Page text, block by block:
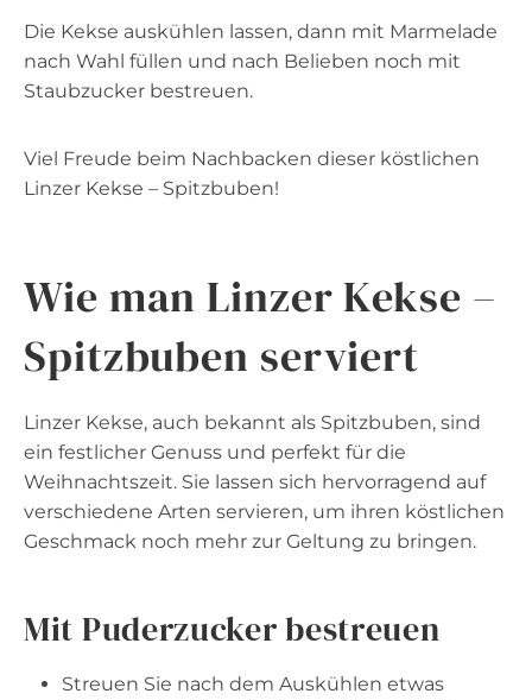
Die Kekse auskühlen lassen, dann mit Marmelade
nach Wahl füllen und nach Belieben noch mit
Staubzucker bestreuen.
Viel Freude beim Nachbacken dieser köstlichen
Linzer Kekse – Spitzbuben!
Wie man Linzer Kekse –
Spitzbuben serviert
Linzer Kekse, auch bekannt als Spitzbuben, sind
ein festlicher Genuss und perfekt für die
Weihnachtszeit. Sie lassen sich hervorragend auf
verschiedene Arten servieren, um ihren köstlichen
Geschmack noch mehr zur Geltung zu bringen.
Mit Puderzucker bestreuen
Streuen Sie nach dem Auskühlen etwas